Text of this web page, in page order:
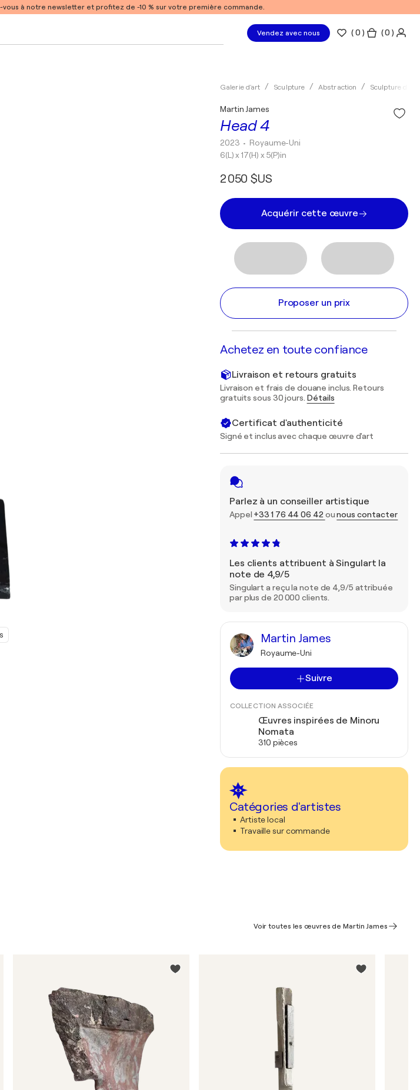
vous à notre newsletter et profitez de -10 % sur votre première commande.
Vendez avec nous (0 ) ( 0 )
Galerie d'art Sculpture Abstraction Sculpture
Head 4
Martin James
2023 • Royaume-Uni
6(L) x 17(H) x 5(P)in
2 050 $US
Acquérir cette œuvre
Proposer un prix
Achetez en toute confiance
Livraison et retours gratuits
Livraison et frais de douane inclus. Retours
gratuits sous 30 jours. Détails
Certificat d'authenticité
Signé et inclus avec chaque œuvre d'art
Parlez à un conseiller artistique
Appel +33 1 76 44 06 42 ounous contacter
Les clients attribuent à Singulart la
note de 4,9/5
Singulart a reçu la note de 4,9/5 attribuée
par plus de 20 000 clients.
Martin James
Royaume-Uni
Suivre
COLLECTION ASSOCIÉE
Œuvres inspirées de Minoru
Nomata
310 pièces
Catégories d'artistes
Artiste local
Travaille sur commande
Voir toutes les œuvres de Martin James